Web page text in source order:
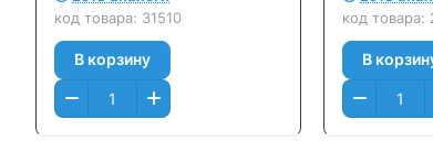
код товара: 31510
В корзину
8350
(Black)
код товара:
В